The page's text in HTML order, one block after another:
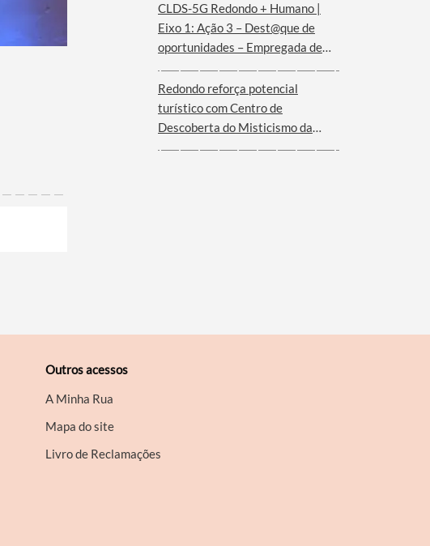
CLDS-5G Redondo + Humano |
Eixo 1: Ação 3 – Dest@que de
oportunidades – Empregada de
Paulo – Serra d´Ossa)
Redondo reforça potencial
turístico com Centro de
Descoberta do Misticismo da
Serra d´Ossa
Outros acessos
A Minha Rua
Mapa do site
Livro de Reclamações